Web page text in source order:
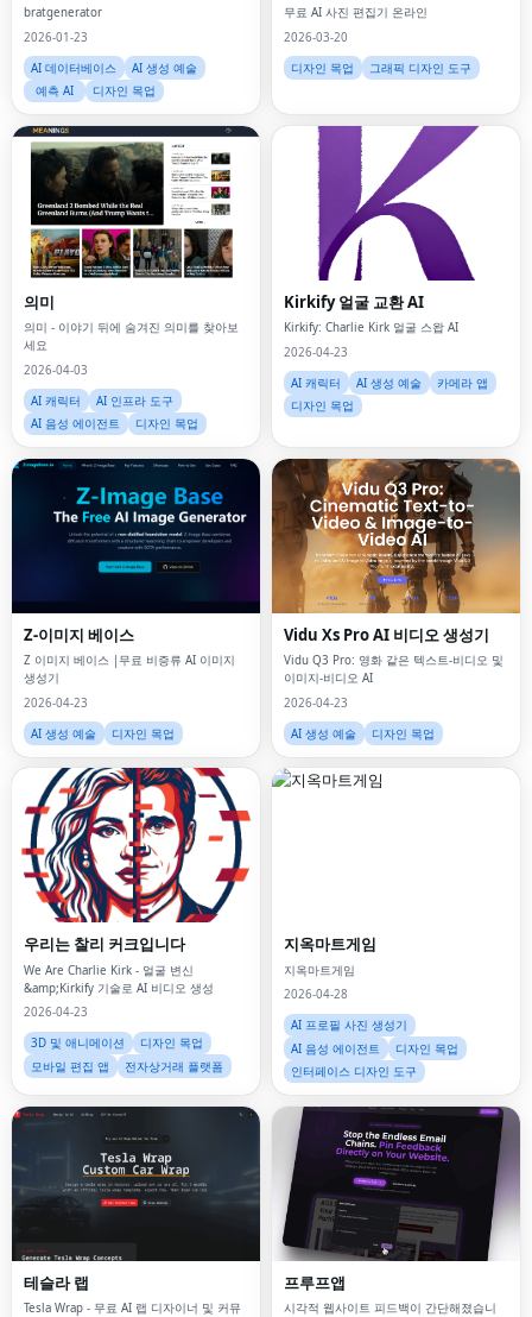
bratgenerator
2026-01-23
AI 데이터베이스
AI 생성 예술
예측 AI
디자인 목업
무료 AI 사진 편집기 온라인
2026-03-20
디자인 목업
그래픽 디자인 도구
의미
의미 - 이야기 뒤에 숨겨진 의미를 찾아보
세요
2026-04-03
AI 캐릭터
AI 인프라 도구
AI 음성 에이전트
디자인 목업
Kirkify 얼굴 교환 AI
Kirkify: Charlie Kirk 얼굴 스왑 AI
2026-04-23
AI 캐릭터
AI 생성 예술
카메라 앱
디자인 목업
Z-이미지 베이스
Z 이미지 베이스 |무료 비증류 AI 이미지
생성기
2026-04-23
AI 생성 예술
디자인 목업
Vidu Xs Pro AI 비디오 생성기
Vidu Q3 Pro: 영화 같은 텍스트-비디오 및
이미지-비디오 AI
2026-04-23
AI 생성 예술
디자인 목업
우리는 찰리 커크입니다
We Are Charlie Kirk - 얼굴 변신
&amp;Kirkify 기술로 AI 비디오 생성
2026-04-23
3D 및 애니메이션
디자인 목업
모바일 편집 앱
전자상거래 플랫폼
지옥마트게임
지옥마트게임
2026-04-28
AI 프로필 사진 생성기
AI 음성 에이전트
디자인 목업
인터페이스 디자인 도구
테슬라 랩
Tesla Wrap - 무료 AI 랩 디자이너 및 커뮤
프루프앱
시각적 웹사이트 피드백이 간단해졌습니